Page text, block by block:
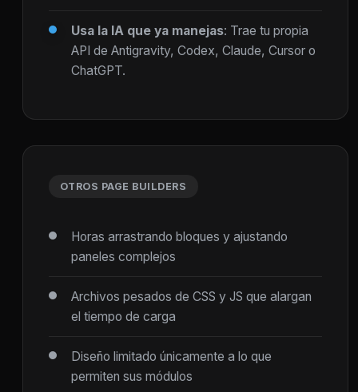
Usa la IA que ya manejas: Trae tu propia
API de Antigravity, Codex, Claude, Cursor o
ChatGPT.
OTROS PAGE BUILDERS
Horas arrastrando bloques y ajustando
paneles complejos
Archivos pesados de CSS y JS que alargan
el tiempo de carga
Diseño limitado únicamente a lo que
permiten sus módulos